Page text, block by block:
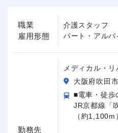
職業
雇用形態
介護スタッフ
パート・アルバ
勤務先
メディカル・
大阪府吹田
■電車・徒歩
JR京都線「
（約1,100m